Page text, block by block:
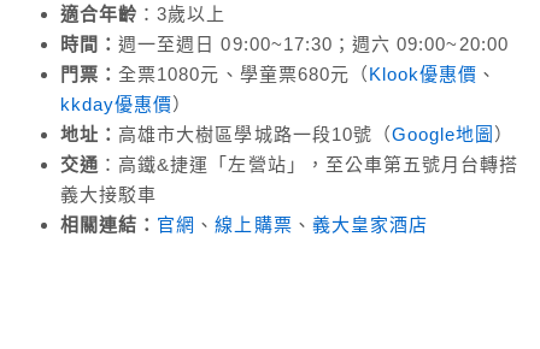
適合年齡 ：3歲以上
時間：週一至週日 09:00~17:30；週六 09:00~20:00
門票：全票1080元、學童票680元（Klook優惠價 、
kkday優惠價）
地址： 高雄市大樹區學城路一段10號（Google地圖 ）
交通 ：高鐵&捷運「左營站」，至公車第五號月台轉搭
義大接駁車
相關連結： 官網 、線上購票 、 義大皇家酒店